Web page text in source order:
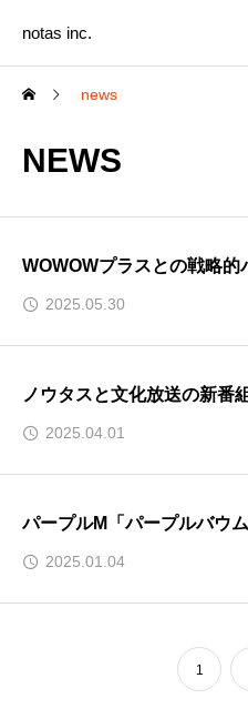
notas inc.
news
NEWS
WOWOWプラスとの戦略
2025.05.30
ノウタスと文化放送の新番
2025.04.01
パープルM「パープルバウ
2025.01.04
1